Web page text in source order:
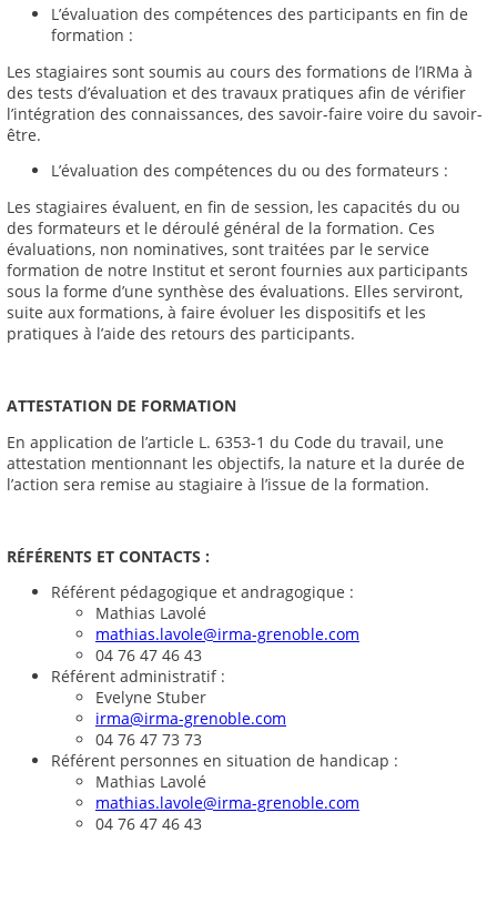
L’évaluation des compétences des participants en fin de
formation :
Les stagiaires sont soumis au cours des formations de l’IRMa à
des tests d’évaluation et des travaux pratiques afin de vérifier
l’intégration des connaissances, des savoir-faire voire du savoir-
être.
L’évaluation des compétences du ou des formateurs :
Les stagiaires évaluent, en fin de session, les capacités du ou
des formateurs et le déroulé général de la formation. Ces
évaluations, non nominatives, sont traitées par le service
formation de notre Institut et seront fournies aux participants
sous la forme d’une synthèse des évaluations. Elles serviront,
suite aux formations, à faire évoluer les dispositifs et les
pratiques à l’aide des retours des participants.
ATTESTATION DE FORMATION
En application de l’article L. 6353-1 du Code du travail, une
attestation mentionnant les objectifs, la nature et la durée de
l’action sera remise au stagiaire à l’issue de la formation.
RÉFÉRENTS ET CONTACTS :
Référent pédagogique et andragogique :
Mathias Lavolé
mathias.lavole@irma-grenoble.com
04 76 47 46 43
Référent administratif :
Evelyne Stuber
irma@irma-grenoble.com
04 76 47 73 73
Référent personnes en situation de handicap :
Mathias Lavolé
mathias.lavole@irma-grenoble.com
04 76 47 46 43